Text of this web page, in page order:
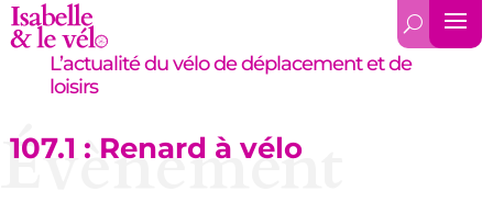
L’actualité du vélo de déplacement et de
loisirs
107.1 : Renard à vélo
Évènement